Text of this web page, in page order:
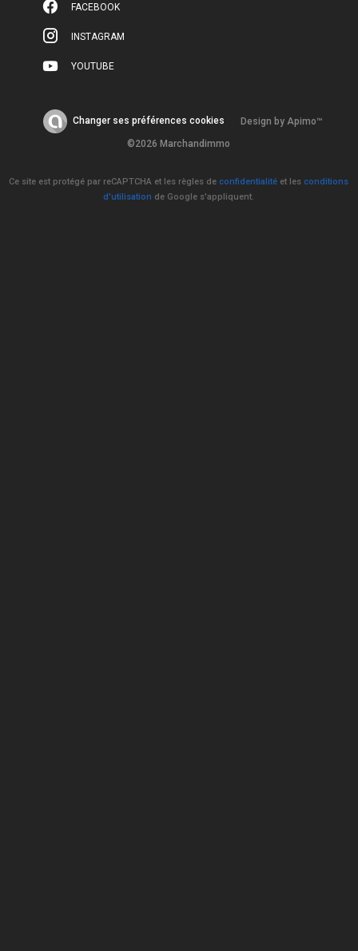
FACEBOOK
INSTAGRAM
YOUTUBE
Changer ses préférences cookies Design by Apimo™
©2026 Marchandimmo
Ce site est protégé par reCAPTCHA et les règles deconfidentialité et lesconditions
d'utilisation de Google s'appliquent.